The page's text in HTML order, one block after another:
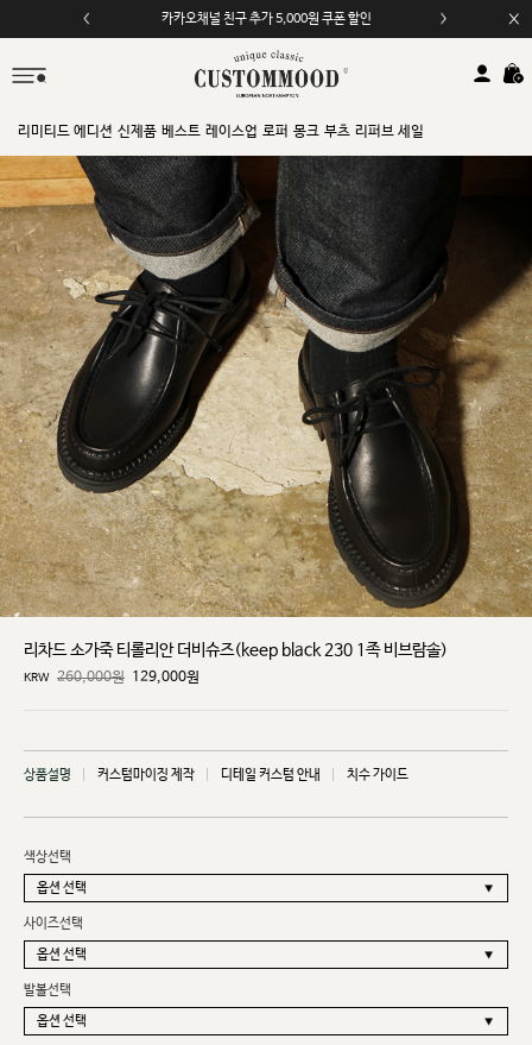
카카오채널 친구 추가 5,000원 쿠폰 할인
리미티드 에디션 신제품 베스트 레이스업 로퍼 몽크 부츠 리퍼브 세일
리차드 소가죽 티롤리안 더비슈즈(keep black 230 1족 비브람솔)
KRW 260,000원 129,000원
상품설명 커스텀마이징 제작 디테일 커스텀 안내 치수 가이드
색상선택
사이즈선택
발볼선택